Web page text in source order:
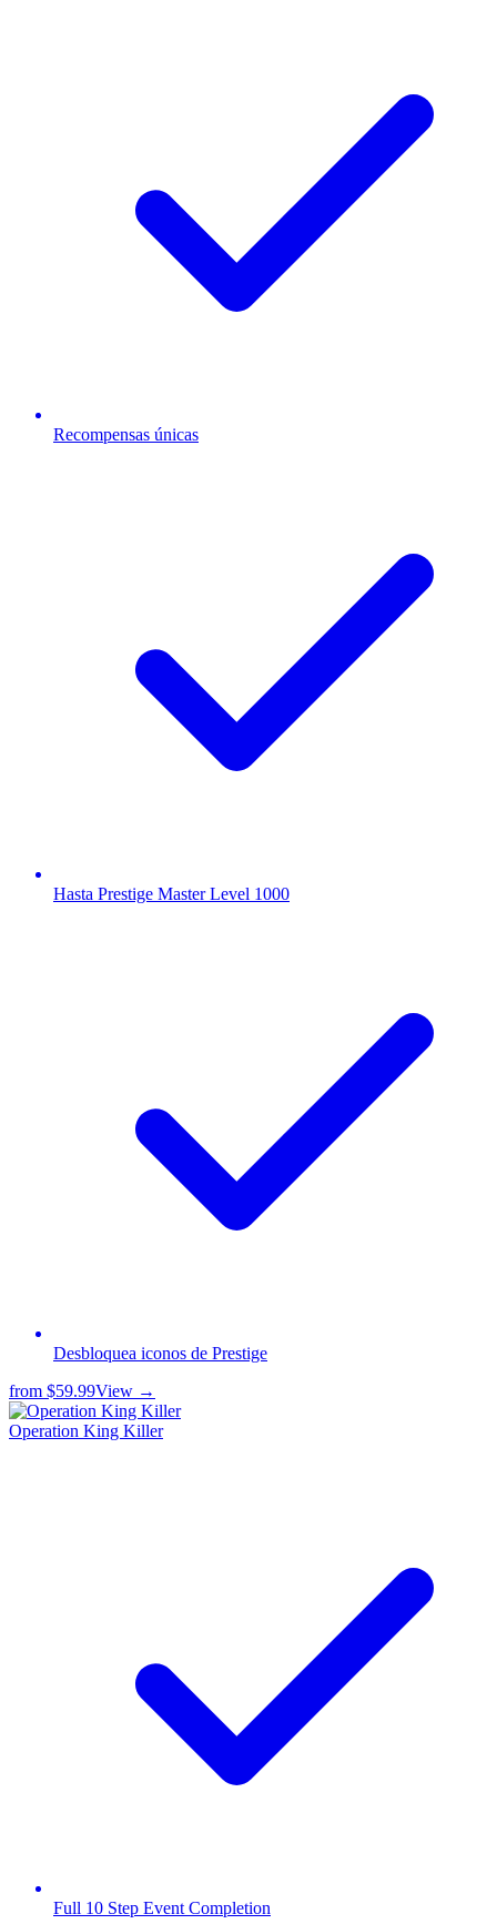
Recompensas únicas
Hasta Prestige Master Level 1000
Desbloquea iconos de Prestige
from $59.99View →
Operation King Killer
Full 10 Step Event Completion